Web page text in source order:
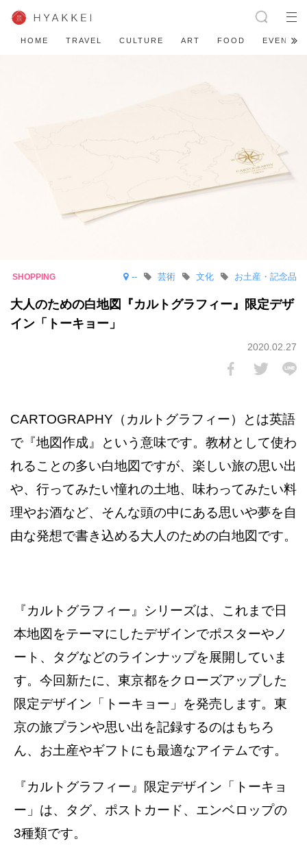
HOME TRAVEL CULTURE ART FOOD EVENT
-- お土産・記念品
文化
芸術
大人のための白地図『カルトグラフィー』限定デザ
イン「トーキョー」
2020.02.27
CARTOGRAPHY（カルトグラフィー）とは英語
で『地図作成』という意味です。教材として使わ
れることの多い白地図ですが、楽しい旅の思い出
や、行ってみたい憧れの土地、味わってみたい料
理やお酒など、そんな頭の中にある思いや夢を自
由な発想で書き込める大人のための白地図です。
『カルトグラフィー』シリーズは、これまで日
本地図をテーマにしたデザインでポスターやノ
ート、タグなどのラインナップを展開していま
す。今回新たに、東京都をクローズアップした
限定デザイン「トーキョー」を発売します。東
京の旅プランや思い出を記録するのはもちろ
ん、お土産やギフトにも最適なアイテムです。
『カルトグラフィー』限定デザイン「トーキョ
ー」は、タグ、ポストカード、エンベロップの
3種類です。